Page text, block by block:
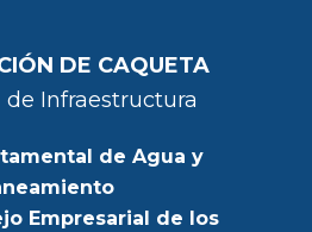
DE CAQUETA
de Infraestructura
de Agua y
Empresarial de los